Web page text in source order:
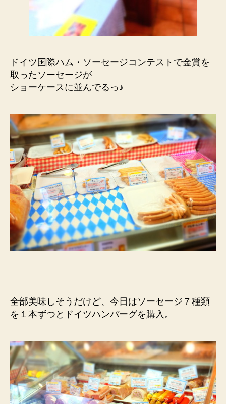
ドイツ国際ハム・ソーセージコンテストで金賞を
取ったソーセージが
ショーケースに並んでるっ♪
全部美味しそうだけど、今日はソーセージ７種類
を１本ずつとドイツハンバーグを購入。